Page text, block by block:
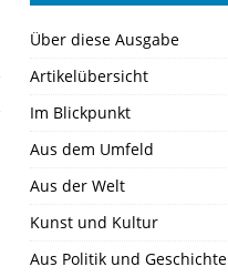
Über diese Ausgabe
Artikelübersicht
Im Blickpunkt
Aus dem Umfeld
Aus der Welt
Kunst und Kultur
Aus Politik und Geschichte